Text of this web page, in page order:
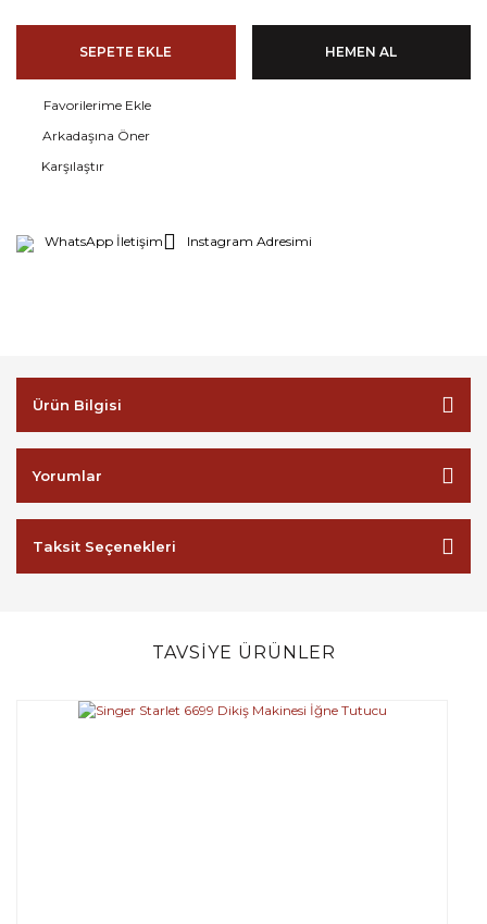
SEPETE EKLE HEMEN AL
Arkadaşına Öner
Karşılaştır
WhatsApp İletişim Instagram Adresimi
Ürün Bilgisi
Yorumlar
Taksit Seçenekleri
TAVSİYE ÜRÜNLER